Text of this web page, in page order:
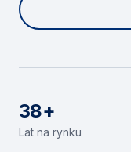
38+
Lat na rynku